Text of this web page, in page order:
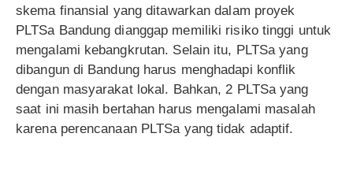
skema finansial yang ditawarkan dalam proyek
PLTSa Bandung dianggap memiliki risiko tinggi untuk
mengalami kebangkrutan. Selain itu, PLTSa yang
dibangun di Bandung harus menghadapi konflik
dengan masyarakat lokal. Bahkan, 2 PLTSa yang
saat ini masih bertahan harus mengalami masalah
karena perencanaan PLTSa yang tidak adaptif.